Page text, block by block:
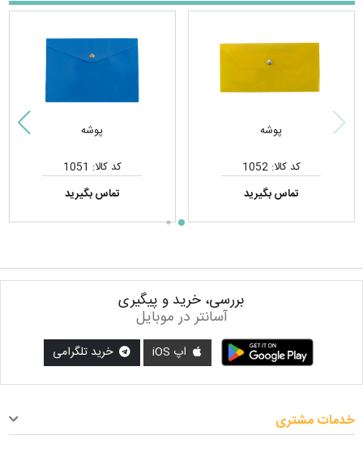
پوشه
کد کالا: 1052
تماس بگیرید
پوشه
کد کالا: 1051
تماس بگیرید
بررسی، خرید و پیگیری
آسانتر در موبایل
اپ iOS خرید تلگرامی
خدمات مشتری